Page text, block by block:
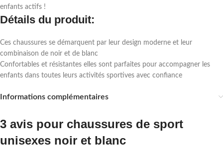
enfants actifs !
Détails du produit:
Ces chaussures se démarquent par leur design moderne et leur
combinaison de noir et de blanc
Confortables et résistantes elles sont parfaites pour accompagner les
enfants dans toutes leurs activités sportives avec confiance
Informations complémentaires
3 avis pour chaussures de sport
unisexes noir et blanc